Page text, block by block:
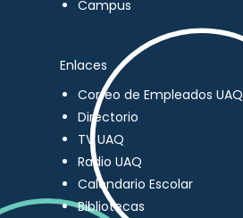
Campus
Enlaces
Correo de Empleados UAQ
Directorio
TV UAQ
Radio UAQ
Calendario Escolar
Bibliotecas